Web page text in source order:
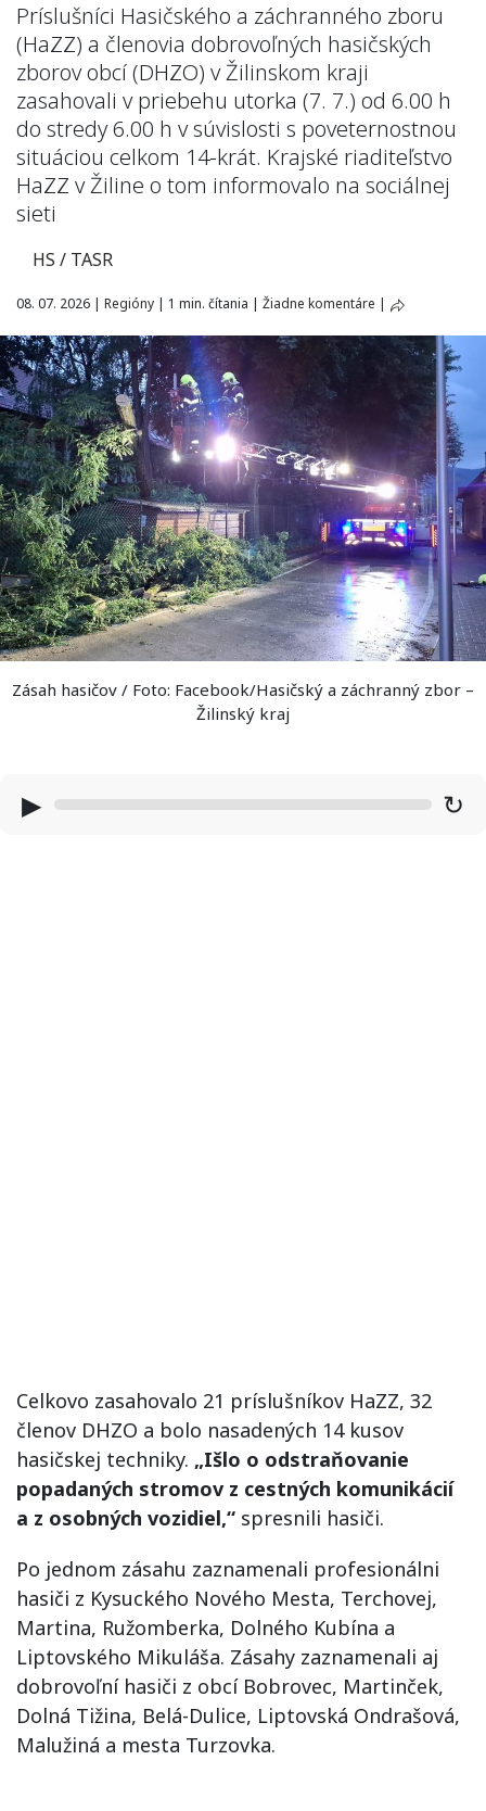
Príslušníci Hasičského a záchranného zboru
(HaZZ) a členovia dobrovoľných hasičských
zborov obcí (DHZO) v Žilinskom kraji
zasahovali v priebehu utorka (7. 7.) od 6.00 h
do stredy 6.00 h v súvislosti s poveternostnou
situáciou celkom 14-krát. Krajské riaditeľstvo
HaZZ v Žiline o tom informovalo na sociálnej
sieti
HS / TASR
08. 07. 2026 | Regióny | 1 min. čítania | Žiadne komentáre |
Zásah hasičov / Foto: Facebook/Hasičský a záchranný zbor –
Žilinský kraj
▶ ↻
Celkovo zasahovalo 21 príslušníkov HaZZ, 32
členov DHZO a bolo nasadených 14 kusov
hasičskej techniky. „Išlo o odstraňovanie
popadaných stromov z cestných komunikácií
a z osobných vozidiel,“ spresnili hasiči.
Po jednom zásahu zaznamenali profesionálni
hasiči z Kysuckého Nového Mesta, Terchovej,
Martina, Ružomberka, Dolného Kubína a
Liptovského Mikuláša. Zásahy zaznamenali aj
dobrovoľní hasiči z obcí Bobrovec, Martinček,
Dolná Tižina, Belá-Dulice, Liptovská Ondrašová,
Malužiná a mesta Turzovka.